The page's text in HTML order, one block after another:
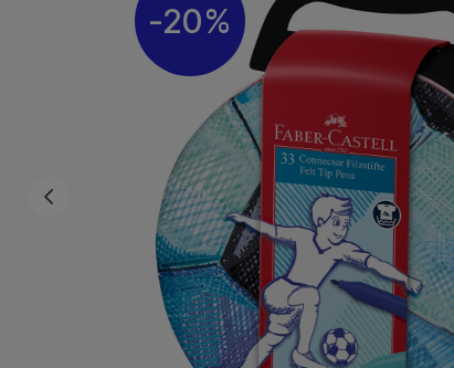
20%